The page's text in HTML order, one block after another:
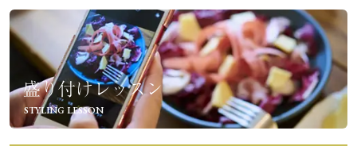
盛り付けレッスン
STYLING LESSON